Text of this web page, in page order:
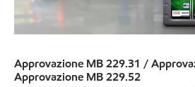
Approvazione MB 229.31 /
Approvazione MB 229.52